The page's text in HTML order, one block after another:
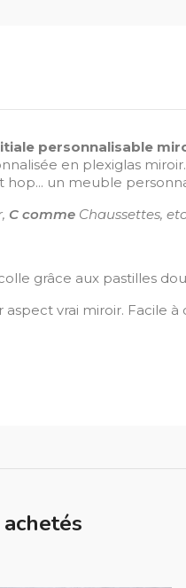
personnalisable
en plexiglas
un meuble
C comme Chaussettes,
grâce aux pastilles
vrai miroir. Facile